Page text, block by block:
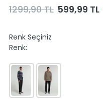
1299,90 TL 599,99 TL
Renk Seçiniz
Renk: